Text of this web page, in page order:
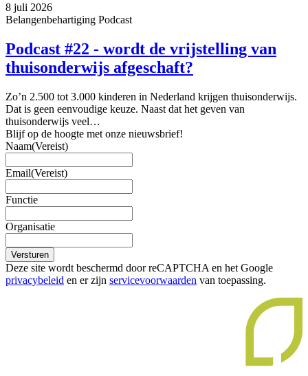
8 juli 2026
Belangenbehartiging Podcast
Podcast #22 - wordt de vrijstelling van
thuisonderwijs afgeschaft?
Zo’n 2.500 tot 3.000 kinderen in Nederland krijgen thuisonderwijs.
Dat is geen eenvoudige keuze. Naast dat het geven van
thuisonderwijs veel…
Blijf op de hoogte met onze nieuwsbrief!
Naam(Vereist)
Email(Vereist)
Functie
Organisatie
Versturen
Deze site wordt beschermd door reCAPTCHA en het Google
privacybeleid en er zijn servicevoorwaarden van toepassing.